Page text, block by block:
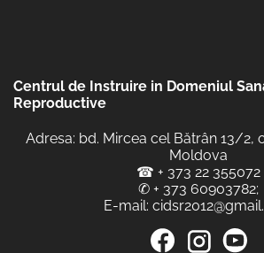
Centrul de Instruire in Domeniul
Reproductive
Adresa: bd. Mircea cel Bătrân 13/2,
Moldova
☎ + 373 22 355072
✆ + 373 60903782;
E-mail: